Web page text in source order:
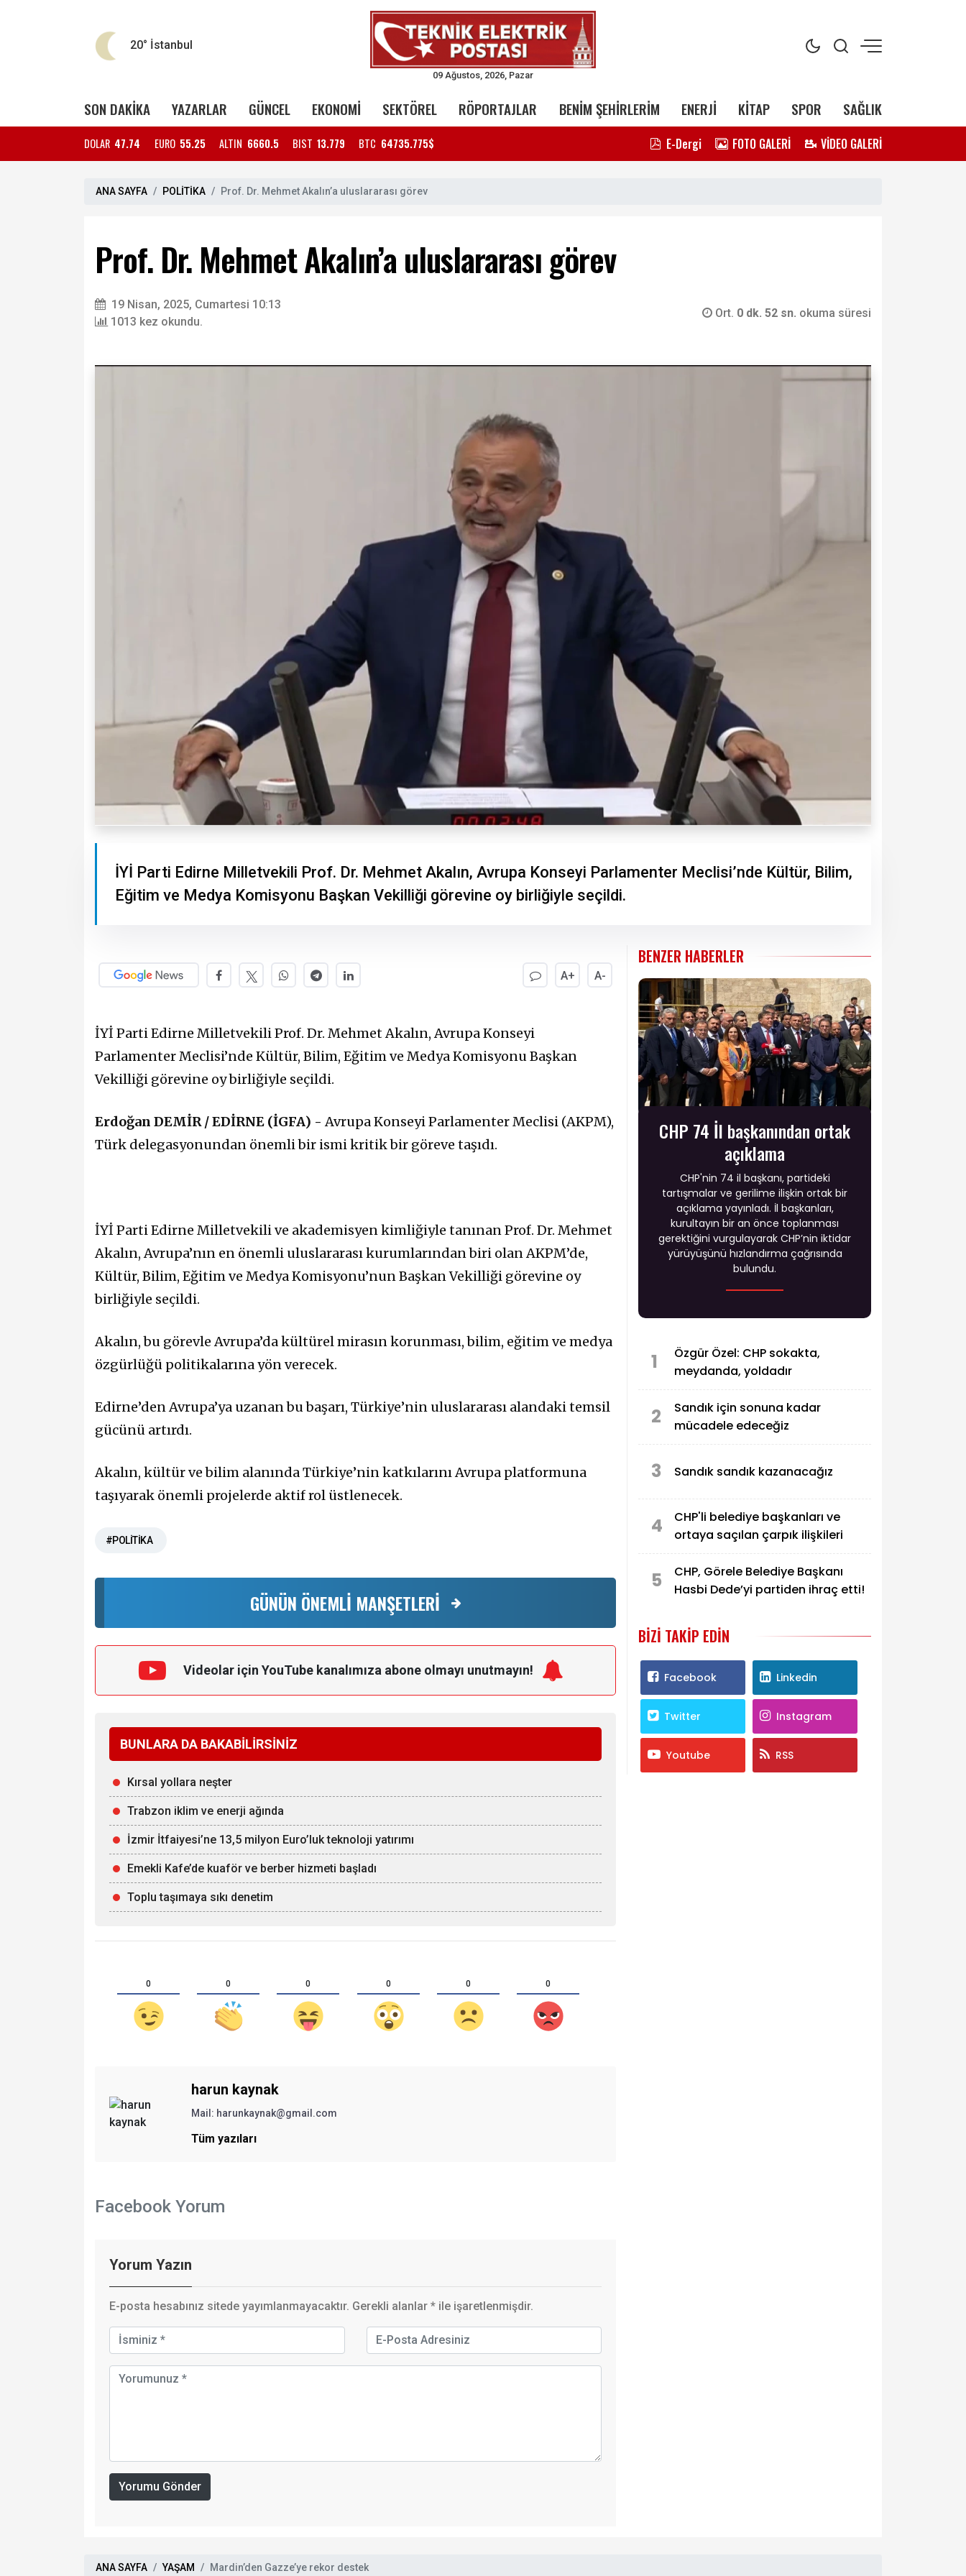
20° İstanbul
09 Ağustos, 2026, Pazar
SON DAKİKA YAZARLAR GÜNCEL EKONOMİ SEKTÖREL RÖPORTAJLAR BENİM ŞEHİRLERİM ENERJİ KİTAP SPOR SAĞLIK
DOLAR 47.74 EURO 55.25 ALTIN 6660.5 BIST 13.779 BTC 64735.775$ E-Dergi FOTO GALERİ VİDEO GALERİ
ANA SAYFA POLİTİKA Prof. Dr. Mehmet Akalın’a uluslararası görev
Prof. Dr. Mehmet Akalın’a uluslararası görev
19 Nisan, 2025, Cumartesi 10:13
1013 kez okundu.
Ort. 0 dk. 52 sn. okuma süresi
İYİ Parti Edirne Milletvekili Prof. Dr. Mehmet Akalın, Avrupa Konseyi Parlamenter Meclisi’nde Kültür, Bilim,
Eğitim ve Medya Komisyonu Başkan Vekilliği görevine oy birliğiyle seçildi.
A+ A-
İYİ Parti Edirne Milletvekili Prof. Dr. Mehmet Akalın, Avrupa Konseyi
Parlamenter Meclisi’nde Kültür, Bilim, Eğitim ve Medya Komisyonu Başkan
Vekilliği görevine oy birliğiyle seçildi.
Erdoğan DEMİR / EDİRNE (İGFA) -Avrupa Konseyi Parlamenter Meclisi (AKPM),
Türk delegasyonundan önemli bir ismi kritik bir göreve taşıdı.
İYİ Parti Edirne Milletvekili ve akademisyen kimliğiyle tanınan Prof. Dr. Mehmet
Akalın, Avrupa’nın en önemli uluslararası kurumlarından biri olan AKPM’de,
Kültür, Bilim, Eğitim ve Medya Komisyonu’nun Başkan Vekilliği görevine oy
birliğiyle seçildi.
Akalın, bu görevle Avrupa’da kültürel mirasın korunması, bilim, eğitim ve medya
özgürlüğü politikalarına yön verecek.
Edirne’den Avrupa’ya uzanan bu başarı, Türkiye’nin uluslararası alandaki temsil
gücünü artırdı.
Akalın, kültür ve bilim alanında Türkiye’nin katkılarını Avrupa platformuna
taşıyarak önemli projelerde aktif rol üstlenecek.
#POLİTİKA
GÜNÜN ÖNEMLİ MANŞETLERİ
Videolar için YouTube kanalımıza abone olmayı unutmayın!
BUNLARA DA BAKABİLİRSİNİZ
Kırsal yollara neşter
Trabzon iklim ve enerji ağında
İzmir İtfaiyesi’ne 13,5 milyon Euro’luk teknoloji yatırımı
Emekli Kafe’de kuaför ve berber hizmeti başladı
Toplu taşımaya sıkı denetim
0 0 0 0 0 0
harun kaynak
Mail: harunkaynak@gmail.com
Tüm yazıları
Facebook Yorum
Yorum Yazın
E-posta hesabınız sitede yayımlanmayacaktır. Gerekli alanlar * ile işaretlenmişdir.
Yorumu Gönder
BENZER HABERLER
CHP 74 İl başkanından ortak
açıklama
CHP'nin 74 il başkanı, partideki
tartışmalar ve gerilime ilişkin ortak bir
açıklama yayınladı. İl başkanları,
kurultayın bir an önce toplanması
gerektiğini vurgulayarak CHP’nin iktidar
yürüyüşünü hızlandırma çağrısında
bulundu.
1
Özgür Özel: CHP sokakta,
meydanda, yoldadır
2
Sandık için sonuna kadar
mücadele edeceğiz
3 Sandık sandık kazanacağız
4
CHP'li belediye başkanları ve
ortaya saçılan çarpık ilişkileri
5
CHP, Görele Belediye Başkanı
Hasbi Dede’yi partiden ihraç etti!
BIZI TAKIP EDIN
Facebook Linkedin
Twitter Instagram
Youtube RSS
ANA SAYFA YAŞAM Mardin’den Gazze’ye rekor destek